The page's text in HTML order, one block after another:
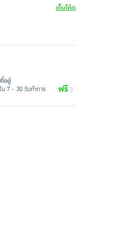
เก็บโค้ด
อยู่
น 7 - 30 วันทำการ
ฟรี